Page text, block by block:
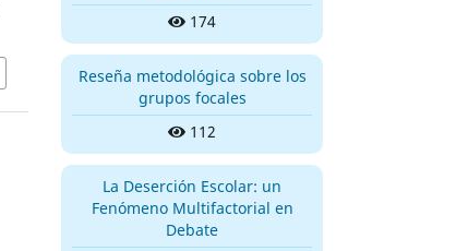
174
Reseña metodológica sobre los
grupos focales
112
La Deserción Escolar: un
Fenómeno Multifactorial en
Debate